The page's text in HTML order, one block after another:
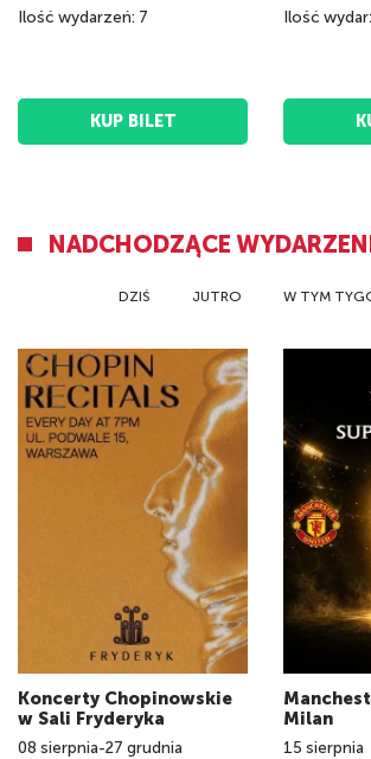
Ilość wydarzeń: 7
KUP BILET
Ilość
NADCHODZĄCE
DZIŚ JUTRO W TYM
Koncerty Chopinowskie
w Sali Fryderyka
08 sierpnia-27 grudnia
Milan
15 sierpnia